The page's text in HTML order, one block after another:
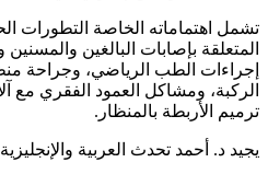
تشمل اهتماماته الخاصة التطورات
المتعلقة بإصابات البالغين
إجراءات الطب الرياضي، وجراحة
الركبة، ومشاكل العمود الفقري مع
ترميم الأربطة بالمنظار.
يجيد د. أحمد تحدث العربية